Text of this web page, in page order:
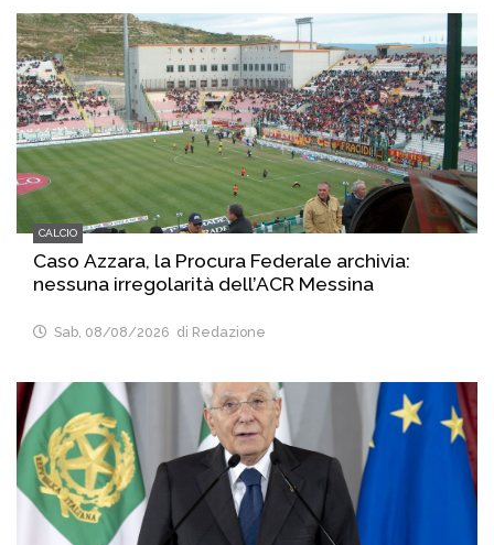
CALCIO
Caso Azzara, la Procura Federale archivia:
nessuna irregolarità dell’ACR Messina
Sab, 08/08/2026 di Redazione